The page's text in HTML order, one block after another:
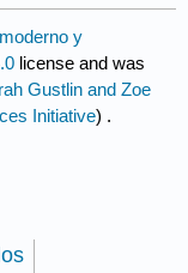
y
license and was
Gustlin and Zoe
Initiative) .